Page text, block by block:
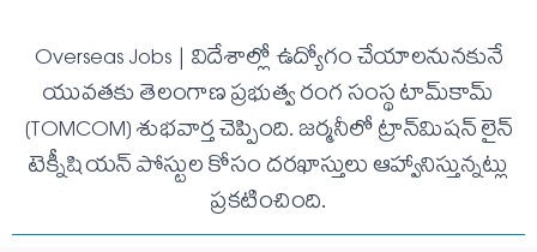
Overseas Jobs | విదేశాల్లో ఉద్యోగం చేయాలనునకునే
యువతకు తెలంగాణ ప్రభుత్వ రంగ సంస్థ టామ్‌కామ్
(TOMCOM) శుభవార్త చెప్పింది. జర్మనీలో ట్రాన్‌మిషన్ లైన్‌
టెక్నీషియన్ పోస్టుల కోసం దరఖాస్తులు ఆహ్వానిస్తున్నట్లు
ప్రకటించింది.